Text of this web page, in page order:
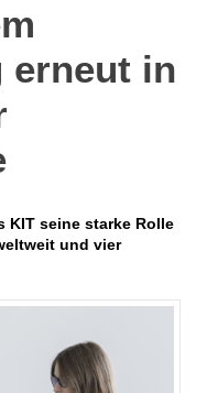
erneut in
KIT seine starke Rolle
und vier